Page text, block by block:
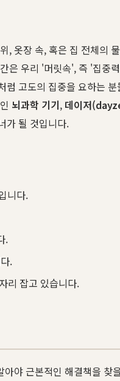
옷장 속, 혹은 집 전체의
우리 '머릿속', 즉 '집중
고도의 집중을 요하는
뇌과학 기기, 데이저
가 될 것입니다.
니다.
.
.
리 잡고 있습니다.
야 근본적인 해결책을 찾